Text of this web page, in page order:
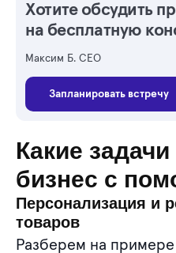
Хотите обсудить
на бесплатную
Максим Б. CEO
Запланировать встречу
Какие
бизнес с
Персонализация и
товаров
Разберем на